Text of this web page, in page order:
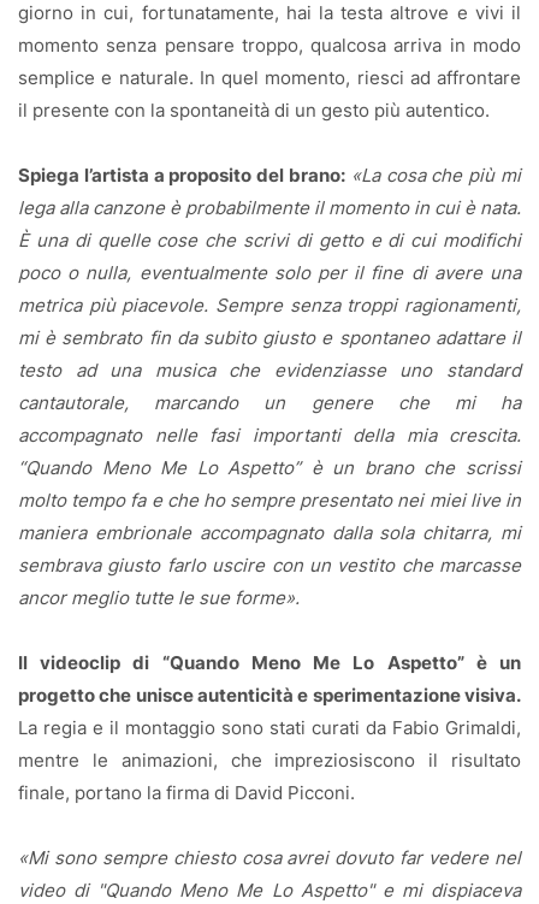
giorno in cui, fortunatamente, hai la testa altrove e vivi il
momento senza pensare troppo, qualcosa arriva in modo
semplice e naturale. In quel momento, riesci ad affrontare
il presente con la spontaneità di un gesto più autentico.
Spiega l’artista a proposito del brano: «La cosa che più mi
lega alla canzone è probabilmente il momento in cui è nata.
È una di quelle cose che scrivi di getto e di cui modifichi
poco o nulla, eventualmente solo per il fine di avere una
metrica più piacevole. Sempre senza troppi ragionamenti,
mi è sembrato fin da subito giusto e spontaneo adattare il
testo ad una musica che evidenziasse uno standard
cantautorale, marcando un genere che mi ha
accompagnato nelle fasi importanti della mia crescita.
“Quando Meno Me Lo Aspetto” è un brano che scrissi
molto tempo fa e che ho sempre presentato nei miei live in
maniera embrionale accompagnato dalla sola chitarra, mi
sembrava giusto farlo uscire con un vestito che marcasse
ancor meglio tutte le sue forme».
Il videoclip di “Quando Meno Me Lo Aspetto” è un
progetto che unisce autenticità e sperimentazione visiva.
La regia e il montaggio sono stati curati da Fabio Grimaldi,
mentre le animazioni, che impreziosiscono il risultato
finale, portano la firma di David Picconi.
«Mi sono sempre chiesto cosa avrei dovuto far vedere nel
video di "Quando Meno Me Lo Aspetto" e mi dispiaceva